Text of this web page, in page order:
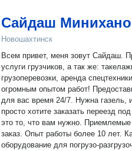
Сайдаш
Новошахтинск
Всем привет, меня зовут Сайдаш.
услуги грузчиков, а так же:
грузоперевозки, аренда спецтехники,
огромным опытом работ!
для вас время 24/7. Нужна гaзель,
просто хотите заказать переезд
это то, что вам нужно.
заказ. Опыт работы более 10 лет.
оборудование для погрузо-